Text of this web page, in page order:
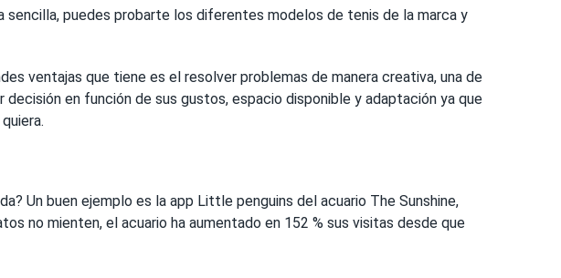
sencilla, puedes probarte los diferentes modelos de tenis de la marca y
ventajas que tiene es el resolver problemas de manera creativa, una de
en función de sus gustos, espacio disponible y adaptación ya que
Un buen ejemplo es la app Little penguins del acuario The Sunshine,
no mienten, el acuario ha aumentado en 152 % sus visitas desde que